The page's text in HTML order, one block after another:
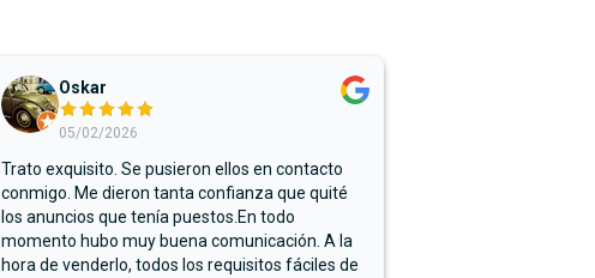
Oskar
05/02/2026
Trato exquisito. Se pusieron ellos en contacto
conmigo. Me dieron tanta confianza que quité
los anuncios que tenía puestos.En todo
momento hubo muy buena comunicación. A la
hora de venderlo, todos los requisitos fáciles de